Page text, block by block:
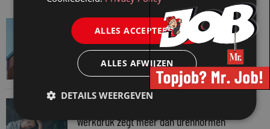
VAN ONZE KENNISPARTNERS
Van praktijk naar bewijs: hoe onderbouw je
keuzes tijdens een Wwft-audit?
7 augustus 2026
Werkdruk zegt meer dan urennormen
ALLES ACCEPTEREN
ALLES AFWIJZEN
DETAILS WEERGEVEN